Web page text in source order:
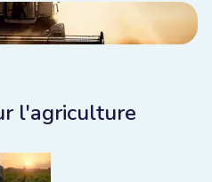
l'agriculture